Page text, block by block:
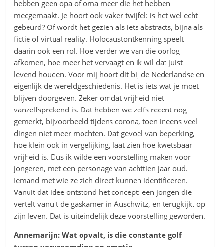
hebben geen opa of oma meer die het hebben
meegemaakt. Je hoort ook vaker twijfel: is het wel echt
gebeurd? Of wordt het gezien als iets abstracts, bijna als
fictie of virtual reality. Holocaustontkenning speelt
daarin ook een rol. Hoe verder we van die oorlog
afkomen, hoe meer het vervaagt en ik wil dat juist
levend houden. Voor mij hoort dit bij de Nederlandse en
eigenlijk de wereldgeschiedenis. Het is iets wat je moet
blijven doorgeven. Zeker omdat vrijheid niet
vanzelfsprekend is. Dat hebben we zelfs recent nog
gemerkt, bijvoorbeeld tijdens corona, toen ineens veel
dingen niet meer mochten. Dat gevoel van beperking,
hoe klein ook in vergelijking, laat zien hoe kwetsbaar
vrijheid is. Dus ik wilde een voorstelling maken voor
jongeren, met een personage van achttien jaar oud.
Iemand met wie ze zich direct kunnen identificeren.
Vanuit dat idee ontstond het concept: een jongen die
vertelt vanuit de gaskamer in Auschwitz, en terugkijkt op
zijn leven. Dat is uiteindelijk deze voorstelling geworden.
Annemarijn: Wat opvalt, is die constante golf